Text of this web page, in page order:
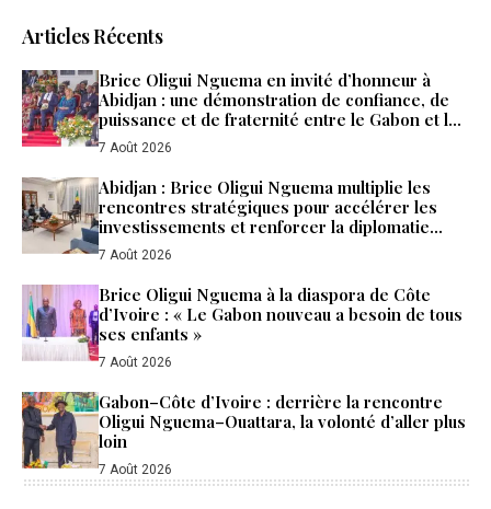
Articles Récents
Brice Oligui Nguema en invité d’honneur à
Abidjan : une démonstration de confiance, de
puissance et de fraternité entre le Gabon et la
Côte d’Ivoire
7 Août 2026
Abidjan : Brice Oligui Nguema multiplie les
rencontres stratégiques pour accélérer les
investissements et renforcer la diplomatie
économique du Gabon
7 Août 2026
Brice Oligui Nguema à la diaspora de Côte
d’Ivoire : « Le Gabon nouveau a besoin de tous
ses enfants »
7 Août 2026
Gabon–Côte d’Ivoire : derrière la rencontre
Oligui Nguema–Ouattara, la volonté d’aller plus
loin
7 Août 2026